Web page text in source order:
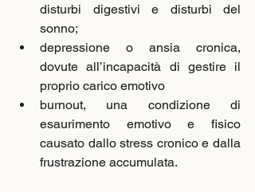
disturbi digestivi e disturbi del
sonno;
depressione o ansia cronica,
dovute all’incapacità di gestire il
proprio carico emotivo
burnout, una condizione di
esaurimento emotivo e fisico
causato dallo stress cronico e dalla
frustrazione accumulata.